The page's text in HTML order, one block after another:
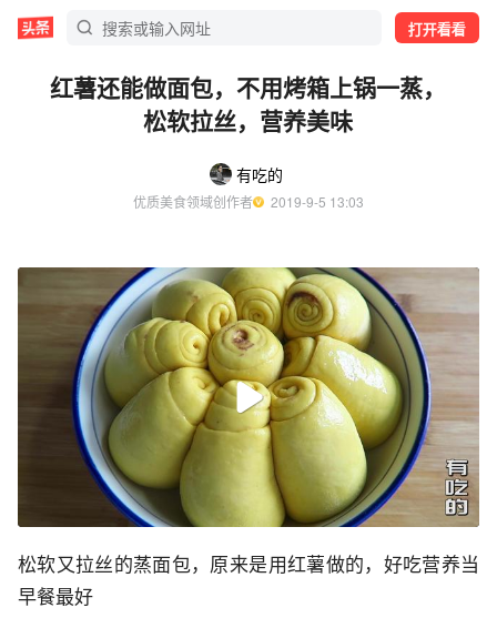
打开看看
红薯还能做面包，不用烤箱上锅一蒸，
松软拉丝，营养美味
有吃的
优质美食领域创作者
  2019-9-5 13:03
松软又拉丝的蒸面包，原来是用红薯做的，好吃营养当
早餐最好